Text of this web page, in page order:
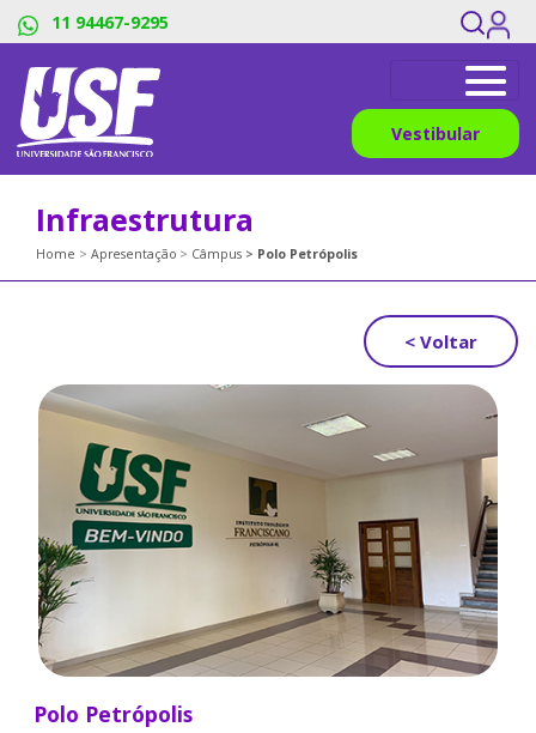
11 94467-9295
Vestibular
Infraestrutura
Home Apresentação Câmpus Polo Petrópolis
< Voltar
Polo Petrópolis